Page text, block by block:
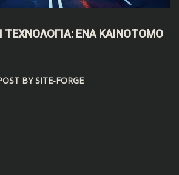
ΤΕΧΝΟΛΟΓΊΑ: ΈΝΑ ΚΑΙΝΟΤΌΜΟ
BY SITE-FORGE